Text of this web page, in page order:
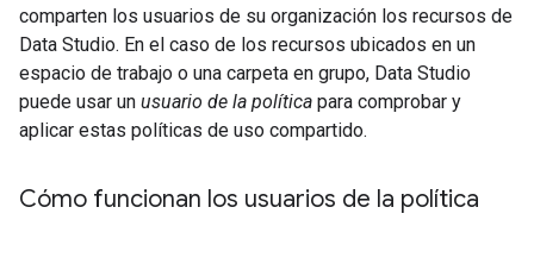
comparten los usuarios de su organización los recursos de
Data Studio. En el caso de los recursos ubicados en un
espacio de trabajo o una carpeta en grupo, Data Studio
puede usar un usuario de la política para comprobar y
aplicar estas políticas de uso compartido.
Cómo funcionan los usuarios de la política